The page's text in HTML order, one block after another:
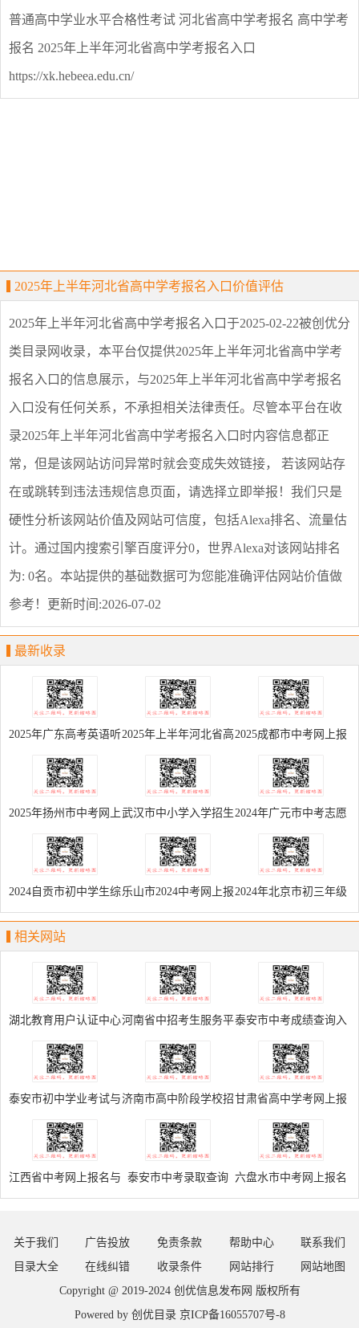
普通高中学业水平合格性考试 河北省高中学考报名 高中学考
报名 2025年上半年河北省高中学考报名入口
https://xk.hebeea.edu.cn/
2025年上半年河北省高中学考报名入口价值评估
2025年上半年河北省高中学考报名入口 于2025-02-22被创优分
类目录网收录，本平台仅提供2025年上半年河北省高中学考
报名入口 的信息展示，与2025年上半年河北省高中学考报名
入口没有任何关系，不承担相关法律责任。尽管本平台在收
录2025年上半年河北省高中学考报名入口 时内容信息都正
常，但是该网站访问异常时就会变成失效链接， 若该网站存
在或跳转到违法违规信息页面，请选择立即举报 ！我们只是
硬性分析该网站价值及网站可信度，包括Alexa排名、流量估
计。通过国内搜索引擎百度评分0，世界Alexa对该网站排名
为: 0名。本站提供的基础数据可为您能准确评估网站价值做
参考！ 更新时间:2026-07-02
最新收录
2025年广东高考英语听
说考试准考证打印入口
2025年上半年河北省高
中学考报名入口
2025成都市中考网上报
名入口
2025年扬州市中考网上
报名入口
武汉市中小学入学招生
学籍一体化管理平台
2024年广元市中考志愿
填报入口
2024自贡市初中学生综
合素质评价记录管理系
乐山市2024中考网上报
名系统(考生端)
2024年北京市初三年级
学生初中学业水平考试
相关网站
湖北教育用户认证中心河南省中招考生服务平
台
泰安市中考成绩查询入
口
泰安市初中学业考试与
高中段学校招生管理平
济南市高中阶段学校招
生志愿填报平台
甘肃省高中学考网上报
名系统
江西省中考网上报名与 泰安市中考录取查询 六盘水市中考网上报名
关于我们 广告投放 免责条款 帮助中心
联系我们
目录大全
在线纠错 收录条件 网站排行
网站地图
Copyright @ 2019-2024 创优信息发布网 版权所有
Powered by 创优目录 京ICP备16055707号-8